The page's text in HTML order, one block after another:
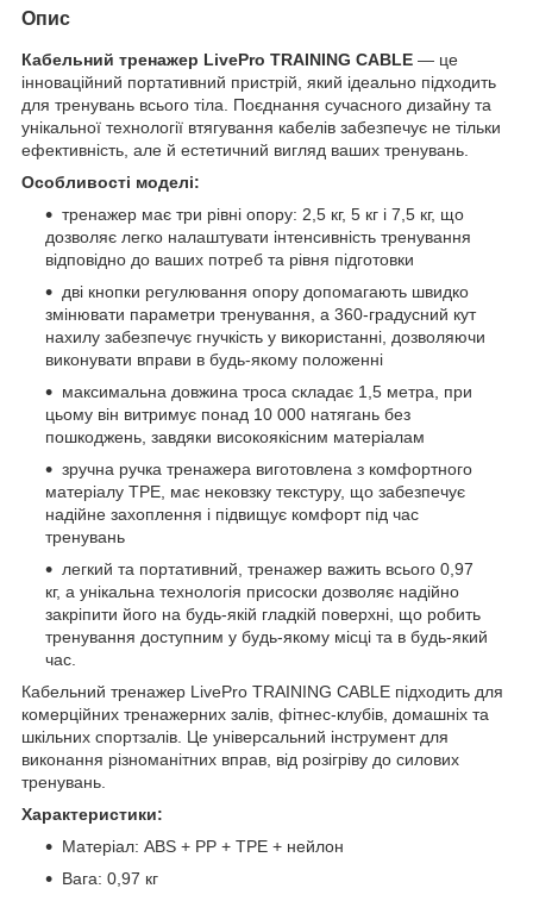
Опис
Кабельний тренажер LivePro TRAINING CABLE — це
інноваційний портативний пристрій, який ідеально підходить
для тренувань всього тіла. Поєднання сучасного дизайну та
унікальної технології втягування кабелів забезпечує не тільки
ефективність, але й естетичний вигляд ваших тренувань.
Особливості моделі:
тренажер має три рівні опору: 2,5 кг, 5 кг і 7,5 кг, що
дозволяє легко налаштувати інтенсивність тренування
відповідно до ваших потреб та рівня підготовки
дві кнопки регулювання опору допомагають швидко
змінювати параметри тренування, а 360-градусний кут
нахилу забезпечує гнучкість у використанні, дозволяючи
виконувати вправи в будь-якому положенні
максимальна довжина троса складає 1,5 метра, при
цьому він витримує понад 10 000 натягань без
пошкоджень, завдяки високоякісним матеріалам
зручна ручка тренажера виготовлена з комфортного
матеріалу TPE, має нековзку текстуру, що забезпечує
надійне захоплення і підвищує комфорт під час
тренувань
легкий та портативний, тренажер важить всього 0,97
кг, а унікальна технологія присоски дозволяє надійно
закріпити його на будь-якій гладкій поверхні, що робить
тренування доступним у будь-якому місці та в будь-який
час.
Кабельний тренажер LivePro TRAINING CABLE підходить для
комерційних тренажерних залів, фітнес-клубів, домашніх та
шкільних спортзалів. Це універсальний інструмент для
виконання різноманітних вправ, від розігріву до силових
тренувань.
Характеристики:
Матеріал: ABS + PP + TPE + нейлон
Вага: 0,97 кг